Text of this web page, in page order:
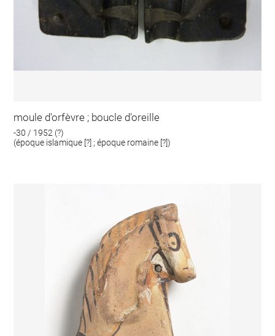
moule d'orfèvre ; boucle d'oreille
-30 / 1952 (?)
(époque islamique [?] ; époque romaine [?])